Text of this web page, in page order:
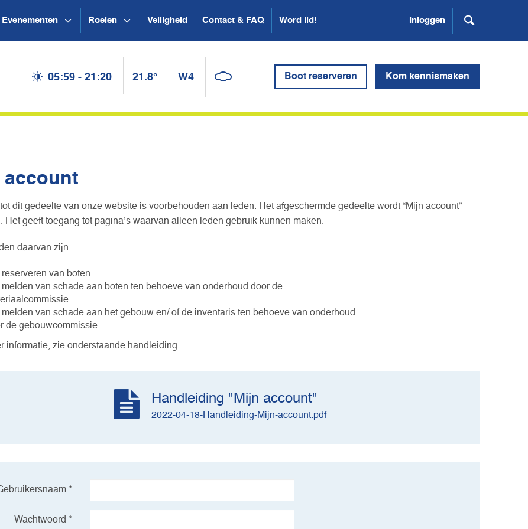
Evenementen Roeien Veiligheid Contact & FAQ Word lid! Inloggen
05:59 - 21:20 21.8° W4 Boot reserveren Kom kennismaken
account
tot dit gedeelte van onze website is voorbehouden aan leden. Het afgeschermde gedeelte wordt “Mijn account”
Het geeft toegang tot pagina’s waarvan alleen leden gebruik kunnen maken.
daarvan zijn:
reserveren van boten.
melden van schade aan boten ten behoeve van onderhoud door de
melden van schade aan het gebouw en/ of de inventaris ten behoeve van onderhoud
de gebouwcommissie.
informatie, zie onderstaande handleiding.
Handleiding "Mijn account"
2022-04-18-Handleiding-Mijn-account.pdf
*
Wachtwoord *